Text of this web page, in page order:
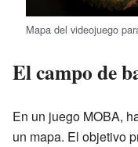
Mapa del videojuego
El campo de
En un juego MOBA,
un mapa. El objetivo